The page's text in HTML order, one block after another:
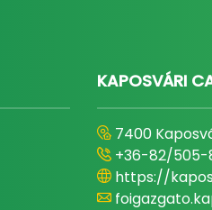
KAPOSVÁRI
7400
+36-82/505-
https://